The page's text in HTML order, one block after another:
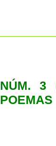
NÚM. 3
POEMAS